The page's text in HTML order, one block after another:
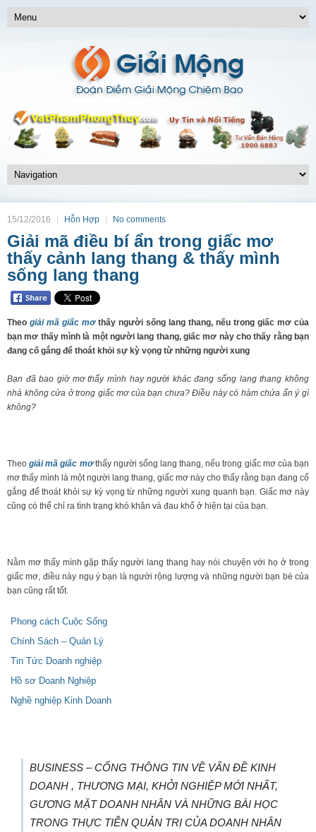
15/12/2016 Hỗn Hợp No comments
Giải mã điều bí ẩn trong giấc mơ
thấy cảnh lang thang & thấy mình
sống lang thang
Theo giải mã giấc mơthấy người sống lang thang, nếu trong giấc mơ của
bạn mơ thấy mình là một người lang thang, giấc mơ này cho thấy rằng bạn
đang cố gắng để thoát khỏi sự kỳ vọng từ những người xung
Bạn đã bao giờ mơ thấy mình hay người khác đang sống lang thang không
nhà không cửa ở trong giấc mơ của bạn chưa? Điều này có hàm chứa ẩn ý gì
không?
Theogiải mã giấc mơthấy người sống lang thang, nếu trong giấc mơ của bạn
mơ thấy mình là một người lang thang, giấc mơ này cho thấy rằng bạn đang cố
gắng để thoát khỏi sự kỳ vọng từ những người xung quanh bạn. Giấc mơ này
cũng có thể chỉ ra tình trạng khó khăn và đau khổ ở hiện tại của bạn.
Nằm mơ thấy mình gặp thấy người lang thang hay nói chuyện với họ ở trong
giấc mơ, điều này ngụ ý bạn là người rộng lượng và những người bạn bè của
bạn cũng rất tốt.
Phong cách Cuộc Sống
Chính Sách – Quản Lý
Tin Tức Doanh nghiệp
Hồ sơ Doanh Nghiệp
Nghề nghiệp Kinh Doanh
BUSINESS – CỔNG THÔNG TIN VỀ VẤN ĐỀ KINH
DOANH , THƯƠNG MẠI, KHỞI NGHIỆP MỚI NHẤT,
GƯƠNG MẶT DOANH NHÂN VÀ NHỮNG BÀI HỌC
TRONG THỰC TIỄN QUẢN TRỊ CỦA DOANH NHÂN